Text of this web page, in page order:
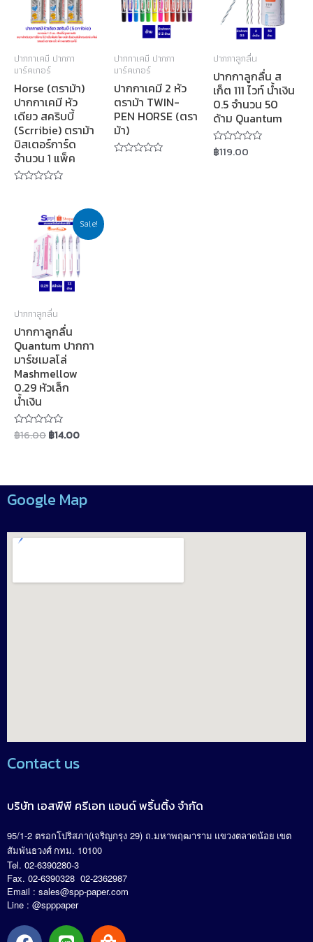
ปากกาเคมี ปากกา
มาร์คเกอร์
Horse (ตราม้า)
ปากกาเคมี หัว
เดียว สคริบบี้
(Scrribie) ตราม้า
บิสเตอร์การ์ด
จำนวน 1 แพ็ค
ปากกาเคมี ปากกา
มาร์คเกอร์
ปากกาเคมี 2 หัว
ตราม้า TWIN-
PEN HORSE (ตรา
ม้า)
ปากกาลูกลื่น
ปากกาลูกลื่น ส
เก็ต 111 ไวท์ น้ำเงิน
0.5 จำนวน 50
ด้าม Quantum
Rated
0
฿119.00
Sale!
ปากกาลูกลื่น
ปากกาลูกลื่น
Quantum ปากกา
มาร์ชเมลโล่
Mashmellow
0.29 หัวเล็ก
น้ำเงิน
Rated
0
฿16.00฿14.00
Google Map
Contact us
บริษัท เอสพีพี ครีเอท แอนด์ พริ้นติ้ง จำกัด
95/1-2 ตรอกโปริสภา(เจริญกรุง 29) ถ.มหาพฤฒาราม แขวงตลาดน้อย เขต
สัมพันธวงศ์ กทม. 10100
Tel. 02-6390280-3
Fax. 02-6390328 02-2362987
Email : sales@spp-paper.com
Line : @spppaper